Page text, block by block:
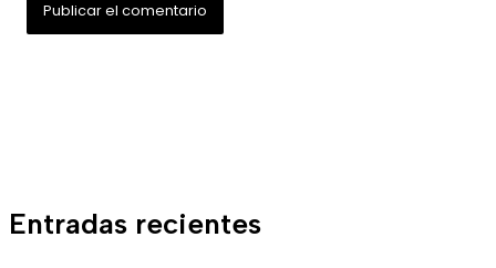
Entradas recientes